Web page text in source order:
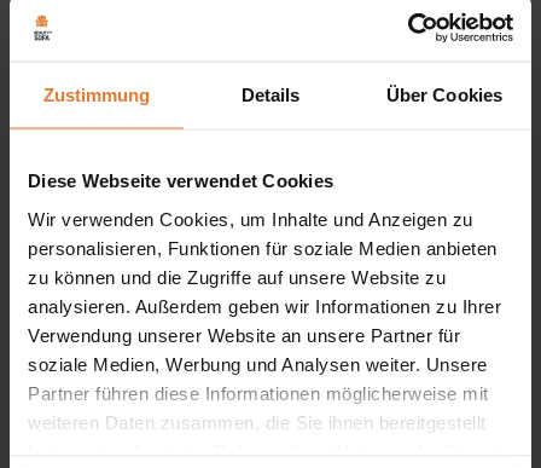
Zustimmung Details Über Cookies
Diese Webseite verwendet Cookies
Wir verwenden Cookies, um Inhalte und Anzeigen zu
personalisieren, Funktionen für soziale Medien anbieten
zu können und die Zugriffe auf unsere Website zu
analysieren. Außerdem geben wir Informationen zu Ihrer
Verwendung unserer Website an unsere Partner für
soziale Medien, Werbung und Analysen weiter. Unsere
Partner führen diese Informationen möglicherweise mit
weiteren Daten zusammen, die Sie ihnen bereitgestellt
nur bitte, dass sie wegen Monitor- und
verschiedener Stoffserien andere Farbnuancen haben.
Die Lieferung betrifft die Adressen innerhalb Deutschland.
Auf die Inseln oder Bergbewohnung stellen wir die Ware
nicht zu. Wir verfügen über den eigenen, sicheren und
schnellen Transport. Über den Liefertermin werden Sie von
uns vorher informiert.